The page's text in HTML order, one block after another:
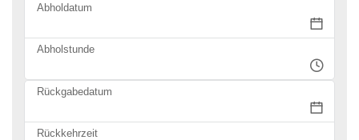
Abholdatum
Abholstunde
Rückgabedatum
Rückkehrzeit